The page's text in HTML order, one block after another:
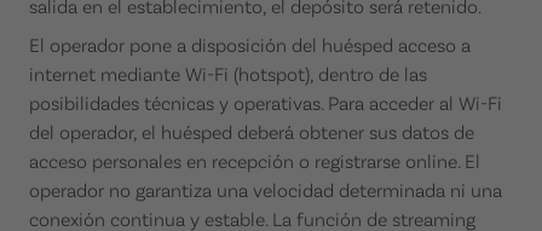
salida en el establecimiento, el depósito será retenido.
El operador pone a disposición del huésped acceso a
internet mediante Wi-Fi (hotspot), dentro de las
posibilidades técnicas y operativas. Para acceder al Wi-Fi
del operador, el huésped deberá obtener sus datos de
acceso personales en recepción o registrarse online. El
operador no garantiza una velocidad determinada ni una
conexión continua y estable. La función de streaming